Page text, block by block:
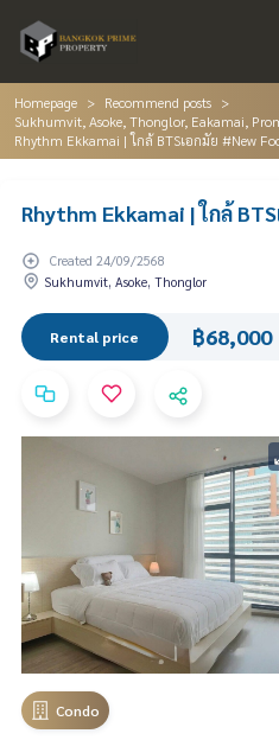
Homepage
Recommend posts
Sukhumvit, Asoke, Thonglor, Eakamai,
Rhythm Ekkamai | ใกล้ BTSเอกมัย #New
Rhythm Ekkamai | ใกล้
Created 24/09/2568
Sukhumvit, Asoke, Thonglor
Rental price ฿68,000
Condo